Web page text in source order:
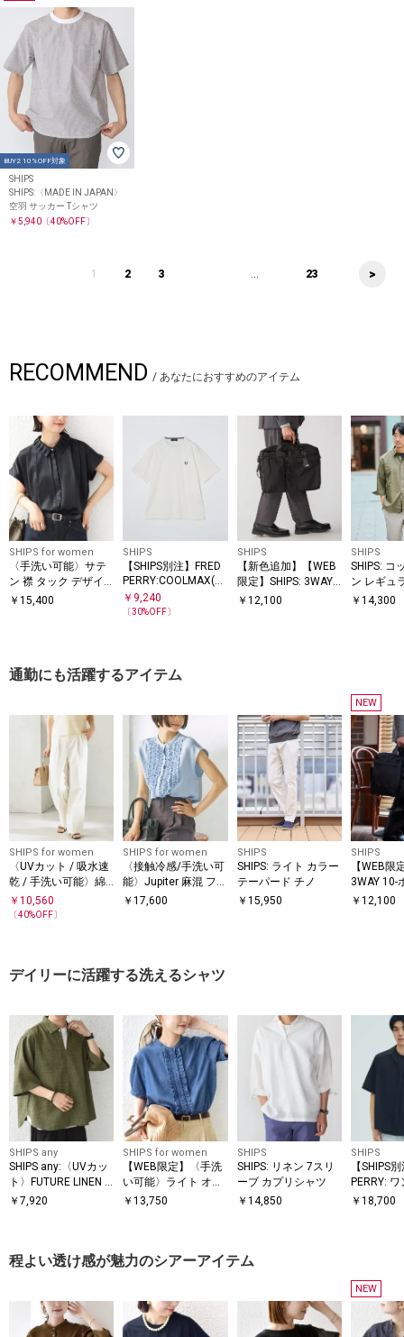
BUY2 10%OFF対象
SHIPS
SHIPS:〈MADE IN JAPAN〉
空羽 サッカー Tシャツ
￥5,940〔40%OFF〕
1 2 3 ... 23 >
RECOMMEND / あなたにおすすめのアイテム
SHIPS for women
〈手洗い可能〉サテ
ン 襟 タック デザイ
ン ブラウス
￥ 15,400
SHIPS
【SHIPS別注】FRED
PERRY:COOLMAX(R)
鹿の子 ワンポイント
ロゴ Tシャツ 25SS
￥ 9,240
〔30%OFF〕
SHIPS
【新色追加】【WEB
限定】SHIPS: 3WAY
ビズ ワイド ブリーフ
￥ 12,100
SHIPS
SHIPS: コ
ン レギュ
7スリーブ
￥14,300
通勤にも活躍するアイテム
SHIPS for women
〈UVカット / 吸水速
乾 / 手洗い可能〉綿
麻混 オックス 2タッ
ク ストレート パンツ
￥ 10,560
〔40%OFF〕
SHIPS for women
〈接触冷感/手洗い可
能〉Jupiter 麻混 フリ
ル ブラウス
￥17,600
SHIPS
SHIPS: ライト カラー
テーパード チノ
￥ 15,950
NEW
SHIPS
【WEB限
3WAY 10-
ズ ブリー
￥12,100
デイリーに活躍する洗えるシャツ
SHIPS any
SHIPS any:〈UVカッ
ト〉FUTURE LINEN C
ANVAS リネンライク
￥ 7,920
SHIPS for women
【WEB限定】〈手洗
い可能〉ライト オン
ス フリル デニム 半
￥13,750
SHIPS
SHIPS: リネン 7スリ
ーブ カプリシャツ
￥ 14,850
SHIPS
【SHIPS
PERRY:
ロゴ ピケ
￥18,700
程よい透け感が魅力のシアーアイテム
NEW